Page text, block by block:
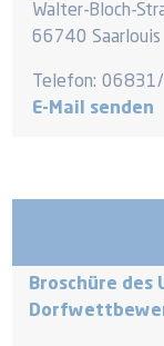
Telefon:
E-Mail senden
Walter-Bloch-
66740 Saarlouis
Broschüre